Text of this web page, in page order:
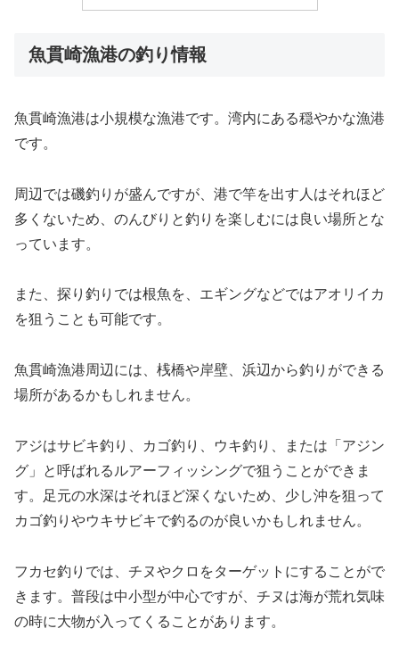
魚貫崎漁港の釣り情報
魚貫崎漁港は小規模な漁港です。湾内にある穏やかな漁港
です。
周辺では磯釣りが盛んですが、港で竿を出す人はそれほど
多くないため、のんびりと釣りを楽しむには良い場所とな
っています。
また、探り釣りでは根魚を、エギングなどではアオリイカ
を狙うことも可能です。
魚貫崎漁港周辺には、桟橋や岸壁、浜辺から釣りができる
場所があるかもしれません。
アジはサビキ釣り、カゴ釣り、ウキ釣り、または「アジン
グ」と呼ばれるルアーフィッシングで狙うことができま
す。足元の水深はそれほど深くないため、少し沖を狙って
カゴ釣りやウキサビキで釣るのが良いかもしれません。
フカセ釣りでは、チヌやクロをターゲットにすることがで
きます。普段は中小型が中心ですが、チヌは海が荒れ気味
の時に大物が入ってくることがあります。